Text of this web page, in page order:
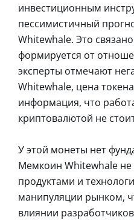
инвестиционным
пессимистичный
Whitewhale. Это
формируется от
эксперты отмечают
Whitewhale, цена
информация, что
криптовалютой не
У этой монеты нет
Мемкоин Whitewhale
продуктами и
манипуляции рынком,
влиянии